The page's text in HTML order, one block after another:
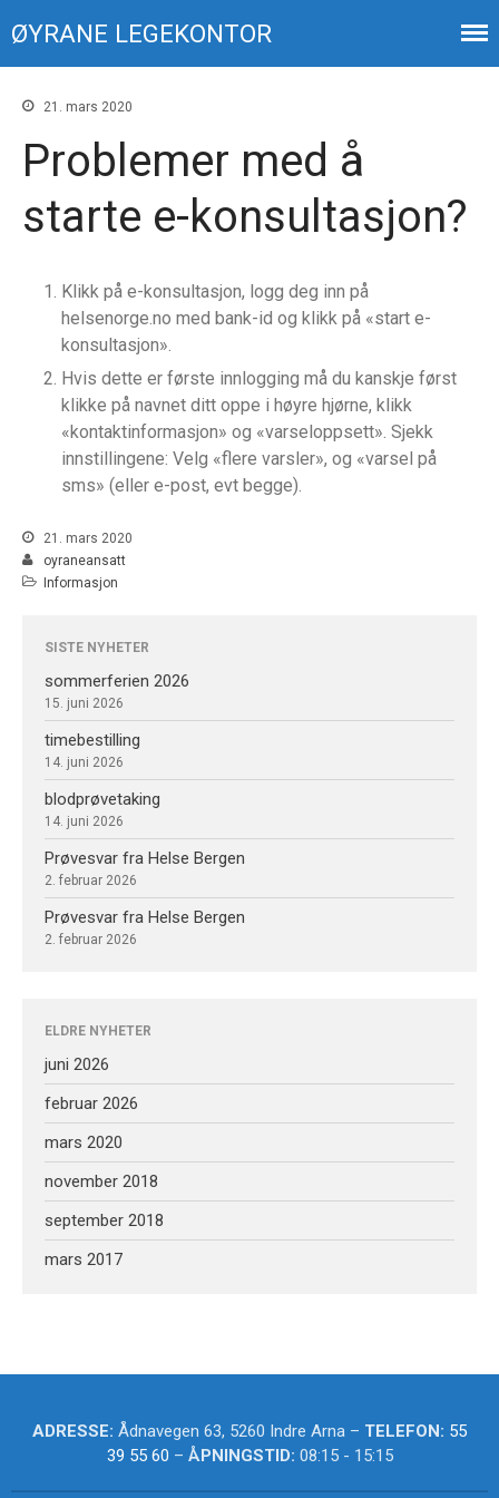
Kontakt
sommerferien 2026
timebestilling
blodprøvetaking
Prøvesvar fra Helse Bergen
mars 2017
Kommentarstrøm
ØYRANE LEGEKONTOR
21. mars 2020
Problemer med å
starte e-konsultasjon?
Klikk på e-konsultasjon, logg deg inn på
helsenorge.no med bank-id og klikk på «start e-
konsultasjon».
Hvis dette er første innlogging må du kanskje først
klikke på navnet ditt oppe i høyre hjørne, klikk
«kontaktinformasjon» og «varseloppsett». Sjekk
innstillingene: Velg «flere varsler», og «varsel på
sms» (eller e-post, evt begge).
21. mars 2020
oyraneansatt
Informasjon
SISTE NYHETER
sommerferien 2026
15. juni 2026
timebestilling
14. juni 2026
blodprøvetaking
14. juni 2026
Prøvesvar fra Helse Bergen
2. februar 2026
Prøvesvar fra Helse Bergen
2. februar 2026
ELDRE NYHETER
juni 2026
februar 2026
mars 2020
november 2018
september 2018
mars 2017
ADRESSE: Ådnavegen 63, 5260 Indre Arna – TELEFON: 55
39 55 60 – ÅPNINGSTID: 08:15 - 15:15